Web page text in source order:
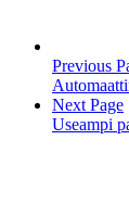
Previous
Next Page
Useampi